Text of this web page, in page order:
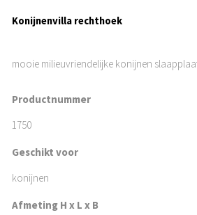
Konijnenvilla rechthoek
mooie milieuvriendelijke konijnen
Productnummer
1750
Geschikt voor
konijnen
Afmeting H x L x B